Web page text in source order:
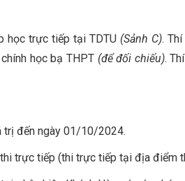
học trực tiếp tại TDTU (Sảnh C).
học bạ THPT (để đối chiếu).
trị đến ngày 01/10/2024.
trực tiếp (thi trực tiếp tại địa điểm